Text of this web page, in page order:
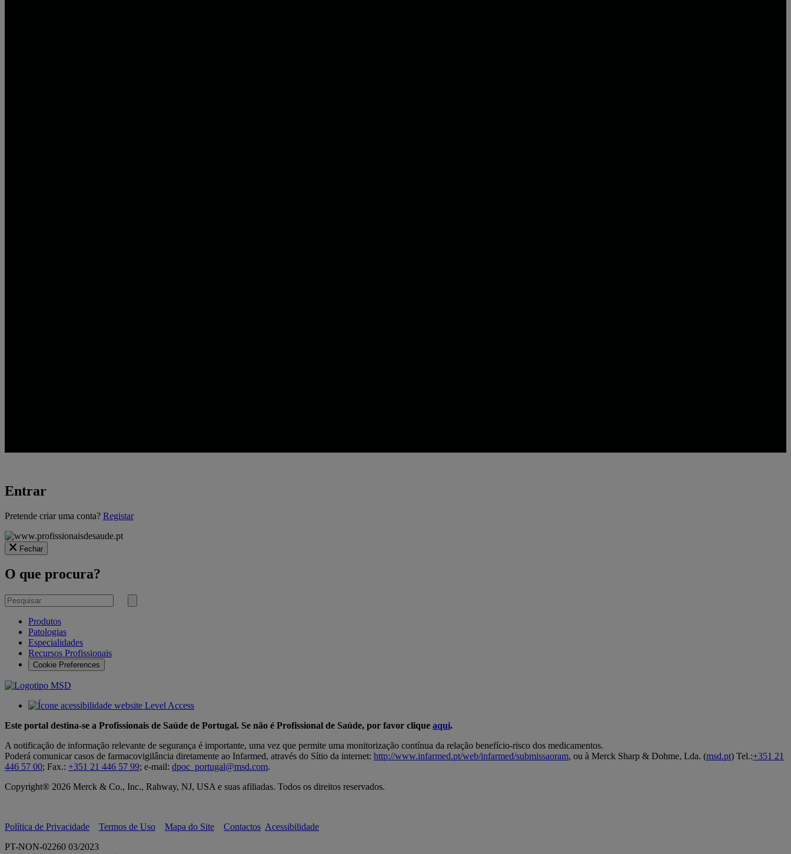
Entrar
A
Pretende criar uma conta? Registar
Fechar
O que procura?
Pesquisar
por
Submeter
Produtos
Patologias
Especialidades
Recursos Profissionais
Cookie Preferences
Este portal destina-se a Profissionais de Saúde de Portugal. Se não é Profissional de Saúde, por favor clique aqui.
A notificação de informação relevante de segurança é importante, uma vez que permite uma monitorização contínua da relação benefício-risco dos medicamentos.
Poderá comunicar casos de farmacovigilância diretamente ao Infarmed, através do Sítio da internet: http://www.infarmed.pt/web/infarmed/submissaoram, ou à Merck Sharp & Dohme, Lda. (msd.pt) Tel.:+351 21
446 57 00; Fax.: +351 21 446 57 99; e-mail: dpoc_portugal@msd.com.
Copyright® 2026 Merck & Co., Inc., Rahway, NJ, USA e suas afiliadas. Todos os direitos reservados.
Política de Privacidade Termos de Uso Mapa do Site Contactos Acessibilidade
PT-NON-02260 03/2023